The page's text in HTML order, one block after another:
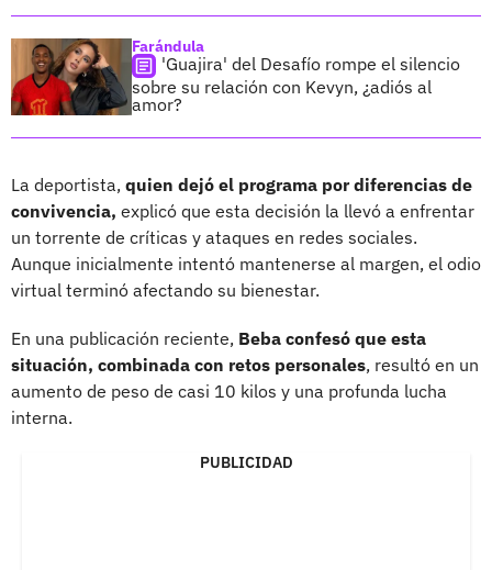
Farándula
'Guajira' del Desafío rompe el silencio
sobre su relación con Kevyn, ¿adiós al
amor?
La deportista, quien dejó el programa por diferencias de
convivencia, explicó que esta decisión la llevó a enfrentar
un torrente de críticas y ataques en redes sociales.
Aunque inicialmente intentó mantenerse al margen, el odio
virtual terminó afectando su bienestar.
En una publicación reciente, Beba confesó que esta
situación, combinada con retos personales, resultó en un
aumento de peso de casi 10 kilos y una profunda lucha
interna.
PUBLICIDAD